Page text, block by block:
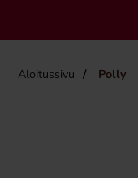
Aloitussivu Polly